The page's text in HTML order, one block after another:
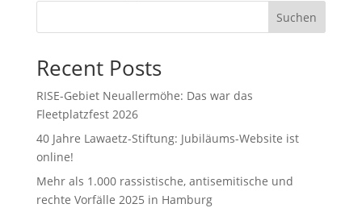
Suchen
Recent Posts
RISE-Gebiet Neuallermöhe: Das war das
Fleetplatzfest 2026
40 Jahre Lawaetz-Stiftung: Jubiläums-Website ist
online!
Mehr als 1.000 rassistische, antisemitische und
rechte Vorfälle 2025 in Hamburg